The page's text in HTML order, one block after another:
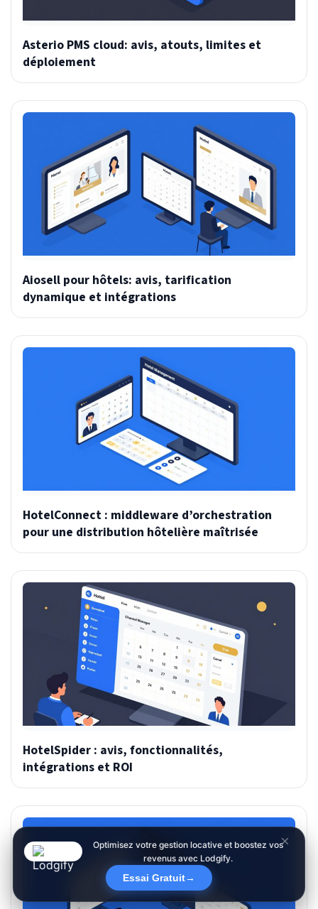
Optimisez votre gestion locative et boostez vos
revenus avec Lodgify.
Essai Gratuit→
×
Asterio PMS cloud: avis, atouts, limites et
déploiement
Aiosell pour hôtels: avis, tarification
dynamique et intégrations
HotelConnect : middleware d’orchestration
pour une distribution hôtelière maîtrisée
HotelSpider : avis, fonctionnalités,
intégrations et ROI